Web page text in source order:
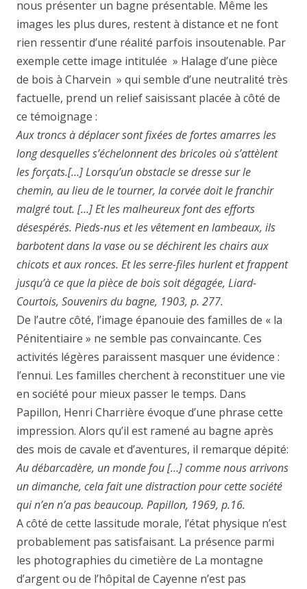
nous présenter un bagne présentable. Même les
images les plus dures, restent à distance et ne font
rien ressentir d’une réalité parfois insoutenable. Par
exemple cette image intitulée » Halage d’une pièce
de bois à Charvein » qui semble d’une neutralité très
factuelle, prend un relief saisissant placée à côté de
ce témoignage :
Aux troncs à déplacer sont fixées de fortes amarres les
long desquelles s’échelonnent des bricoles où s’attèlent
les forçats.[…] Lorsqu’un obstacle se dresse sur le
chemin, au lieu de le tourner, la corvée doit le franchir
malgré tout. […] Et les malheureux font des efforts
désespérés. Pieds-nus et les vêtement en lambeaux, ils
barbotent dans la vase ou se déchirent les chairs aux
chicots et aux ronces. Et les serre-files hurlent et frappent
jusqu’à ce que la pièce de bois soit dégagée, Liard-
Courtois, Souvenirs du bagne, 1903, p. 277.
De l’autre côté, l’image épanouie des familles de « la
Pénitentiaire » ne semble pas convaincante. Ces
activités légères paraissent masquer une évidence :
l’ennui. Les familles cherchent à reconstituer une vie
en société pour mieux passer le temps. Dans
Papillon, Henri Charrière évoque d’une phrase cette
impression. Alors qu’il est ramené au bagne après
des mois de cavale et d’aventures, il remarque dépité:
Au débarcadère, un monde fou […] comme nous arrivons
un dimanche, cela fait une distraction pour cette société
qui n’en n’a pas beaucoup. Papillon, 1969, p.16.
A côté de cette lassitude morale, l’état physique n’est
probablement pas satisfaisant. La présence parmi
les photographies du cimetière de La montagne
d’argent ou de l’hôpital de Cayenne n’est pas